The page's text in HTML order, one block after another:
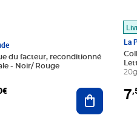
du facteur, reconditionné
- Noir/ Rouge
Ajouter au
La
7